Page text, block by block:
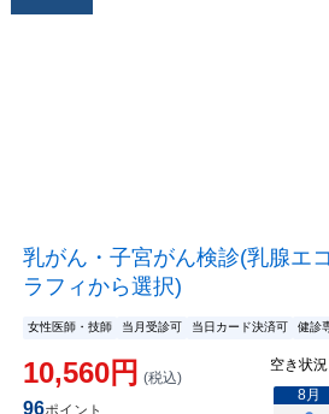
乳がん・子宮がん検診(乳腺エ
ラフィから選択)
女性医師・技師 当月受診可 当日カード決済可 健診
10,560円 (税込)
96
空き状況
8月